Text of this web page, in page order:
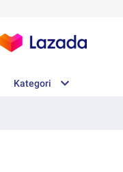
Kategori